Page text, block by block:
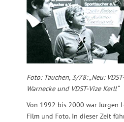
Foto: Tauchen, 3/78: „Neu:
Warnecke und VDST-Vize Kerll“
Von 1992 bis 2000 war Jürgen
Film und Foto. In dieser Zeit